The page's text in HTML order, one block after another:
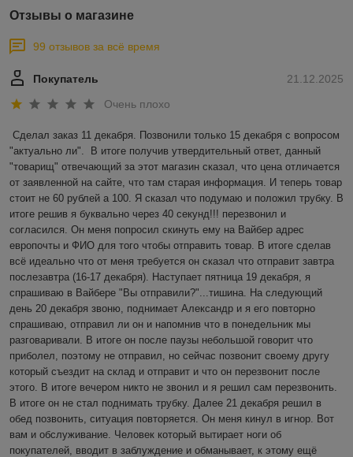
Отзывы о магазине
99 отзывов за всё время
21.12.2025
Покупатель
Очень плохо
Сделал заказ 11 декабря. Позвонили только 15 декабря с вопросом
"актуально ли".  В итоге получив утвердительный ответ, данный
"товарищ" отвечающий за этот магазин сказал, что цена отличается
от заявленной на сайте, что там старая информация. И теперь товар
стоит не 60 рублей а 100. Я сказал что подумаю и положил трубку. В
итоге решив я буквально через 40 секунд!!! перезвонил и
согласился. Он меня попросил скинуть ему на Вайбер адрес
европочты и ФИО для того чтобы отправить товар. В итоге сделав
всё идеально что от меня требуется он сказал что отправит завтра
послезавтра (16-17 декабря). Наступает пятница 19 декабря, я
спрашиваю в Вайбере "Вы отправили?"...тишина. На следующий
день 20 декабря звоню, поднимает Александр и я его повторно
спрашиваю, отправил ли он и напомнив что в понедельник мы
разговаривали. В итоге он после паузы небольшой говорит что
приболел, поэтому не отправил, но сейчас позвонит своему другу
который съездит на склад и отправит и что он перезвонит после
этого. В итоге вечером никто не звонил и я решил сам перезвонить.
В итоге он не стал поднимать трубку. Далее 21 декабря решил в
обед позвонить, ситуация повторяется. Он меня кинул в игнор. Вот
вам и обслуживание. Человек который вытирает ноги об
покупателей, вводит в заблуждение и обманывает, к этому ещё